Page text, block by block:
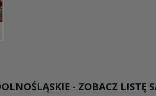
- ZOBACZ LISTĘ